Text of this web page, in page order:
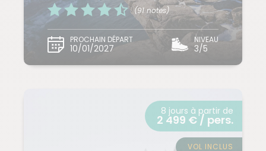
(91 notes)
PROCHAIN DÉPART
10/01/2027
NIVEAU
3/5
8 jours à partir de
2 499 € / pers.
VOL INCLUS